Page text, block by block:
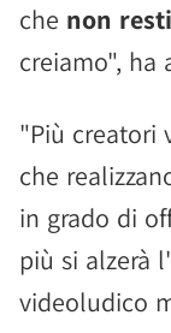
che non
creiamo", ha
"Più creatori
che
in grado di
più si alzerà
videoludico